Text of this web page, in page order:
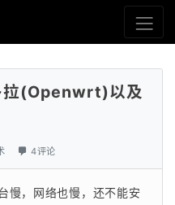
拉(Openwrt)以及
4评论
慢，网络也慢，还不能安